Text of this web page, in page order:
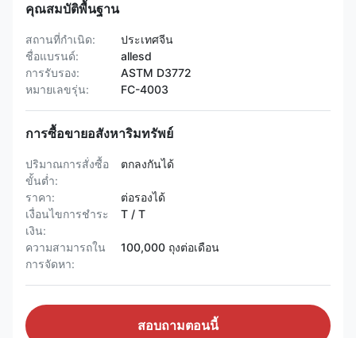
คุณสมบัติพื้นฐาน
สถานที่กำเนิด:
ประเทศจีน
ชื่อแบรนด์:
allesd
การรับรอง:
ASTM D3772
หมายเลขรุ่น:
FC-4003
การซื้อขายอสังหาริมทรัพย์
ปริมาณการสั่งซื้อ
ขั้นต่ำ:
ตกลงกันได้
ราคา:
ต่อรองได้
เงื่อนไขการชำระ
เงิน:
T / T
ความสามารถใน
การจัดหา:
100,000 ถุงต่อเดือน
สอบถามตอนนี้